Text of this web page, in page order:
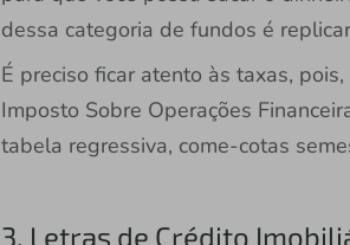
dessa categoria de fundos é
É preciso ficar atento às taxas,
Imposto Sobre Operações
tabela regressiva, come-cotas
3. Letras de Crédito